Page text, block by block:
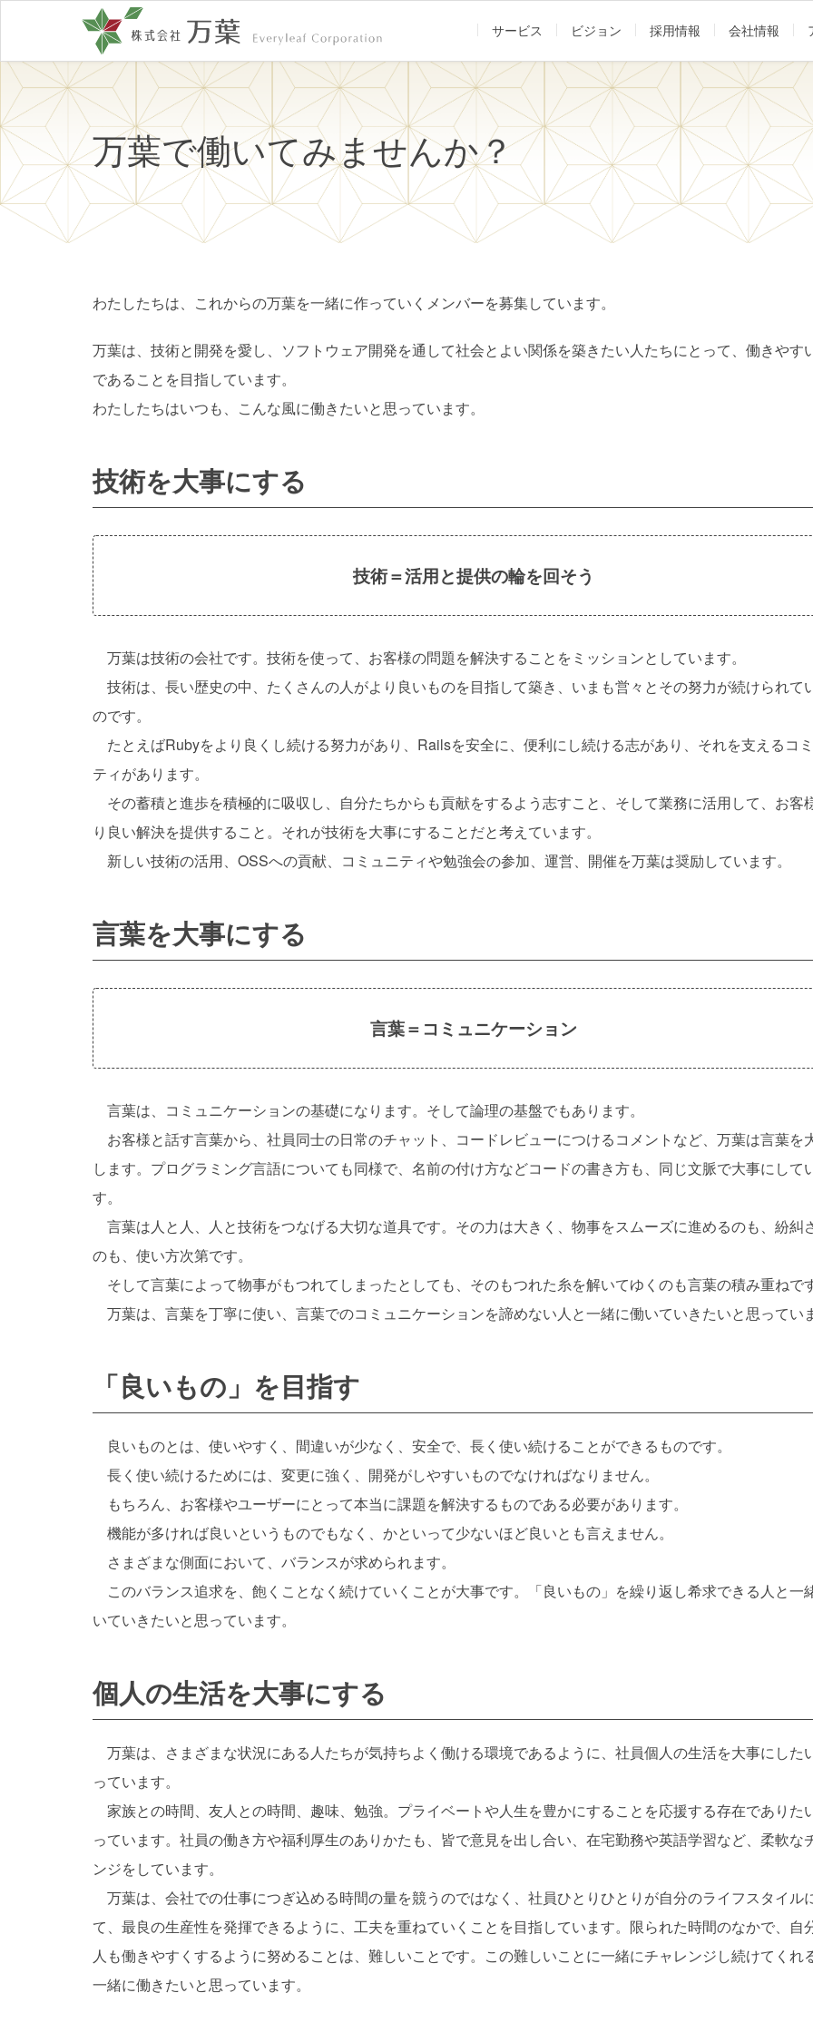
サービス ビジョン 採用情報 会社情報
万葉で働いてみませんか？
わたしたちは、これからの万葉を一緒に作っていくメンバーを募集しています。
万葉は、技術と開発を愛し、ソフトウェア開発を通して社会とよい関係を築きたい人たちにとって、働きやす
であることを目指しています。
わたしたちはいつも、こんな風に働きたいと思っています。
技術を大事にする
技術＝活用と提供の輪を回そう
万葉は技術の会社です。技術を使って、お客様の問題を解決することをミッションとしています。
技術は、長い歴史の中、たくさんの人がより良いものを目指して築き、いまも営々とその努力が続けられて
のです。
たとえばRubyをより良くし続ける努力があり、Railsを安全に、便利にし続ける志があり、それを支えるコ
ティがあります。
その蓄積と進歩を積極的に吸収し、自分たちからも貢献をするよう志すこと、そして業務に活用して、お客
り良い解決を提供すること。それが技術を大事にすることだと考えています。
新しい技術の活用、OSSへの貢献、コミュニティや勉強会の参加、運営、開催を万葉は奨励しています。
言葉を大事にする
言葉＝コミュニケーション
言葉は、コミュニケーションの基礎になります。そして論理の基盤でもあります。
お客様と話す言葉から、社員同士の日常のチャット、コードレビューにつけるコメントなど、万葉は言葉を
します。プログラミング言語についても同様で、名前の付け方などコードの書き方も、同じ文脈で大事にして
す。
言葉は人と人、人と技術をつなげる大切な道具です。その力は大きく、物事をスムーズに進めるのも、紛糾
のも、使い方次第です。
そして言葉によって物事がもつれてしまったとしても、そのもつれた糸を解いてゆくのも言葉の積み重ねです
万葉は、言葉を丁寧に使い、言葉でのコミュニケーションを諦めない人と一緒に働いていきたいと思っていま
「良いもの」を目指す
良いものとは、使いやすく、間違いが少なく、安全で、長く使い続けることができるものです。
長く使い続けるためには、変更に強く、開発がしやすいものでなければなりません。
もちろん、お客様やユーザーにとって本当に課題を解決するものである必要があります。
機能が多ければ良いというものでもなく、かといって少ないほど良いとも言えません。
さまざまな側面において、バランスが求められます。
このバランス追求を、飽くことなく続けていくことが大事です。「良いもの」を繰り返し希求できる人と一
いていきたいと思っています。
個人の生活を大事にする
万葉は、さまざまな状況にある人たちが気持ちよく働ける環境であるように、社員個人の生活を大事にした
っています。
家族との時間、友人との時間、趣味、勉強。プライベートや人生を豊かにすることを応援する存在でありた
っています。社員の働き方や福利厚生のありかたも、皆で意見を出し合い、在宅勤務や英語学習など、柔軟な
ンジをしています。
万葉は、会社での仕事につぎ込める時間の量を競うのではなく、社員ひとりひとりが自分のライフスタイル
て、最良の生産性を発揮できるように、工夫を重ねていくことを目指しています。限られた時間のなかで、自
人も働きやすくするように努めることは、難しいことです。この難しいことに一緒にチャレンジし続けてくれ
一緒に働きたいと思っています。